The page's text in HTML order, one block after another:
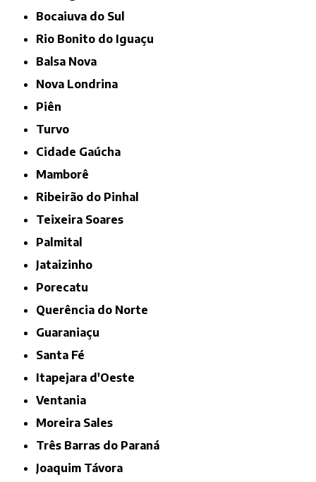
Bocaiuva do Sul
Rio Bonito do Iguaçu
Balsa Nova
Nova Londrina
Piên
Turvo
Cidade Gaúcha
Mamborê
Ribeirão do Pinhal
Teixeira Soares
Palmital
Jataizinho
Porecatu
Querência do Norte
Guaraniaçu
Santa Fé
Itapejara d'Oeste
Ventania
Moreira Sales
Três Barras do Paraná
Joaquim Távora